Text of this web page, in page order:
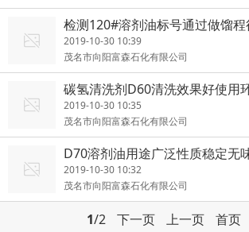
检测120#溶剂油标号通过做馏
2019-10-30 10:39
茂名市向阳富森石化有限公司
碳氢清洗剂D60清洗效果好使用
2019-10-30 10:35
茂名市向阳富森石化有限公司
D70溶剂油用途广泛性质稳定无
2019-10-30 10:32
茂名市向阳富森石化有限公司
1/2 下一页 上一页 首页